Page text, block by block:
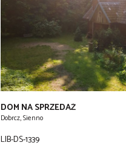
DOM NA SPRZEDAŻ
Dobrcz, Sienno
LIB-DS-1339